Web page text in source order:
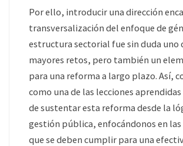
Por ello, introducir una dirección
transversalización del enfoque de
estructura sectorial fue sin duda uno
mayores retos, pero también un
para una reforma a largo plazo. Así,
como una de las lecciones
de sustentar esta reforma desde la
gestión pública, enfocándonos en
que se deben cumplir para una